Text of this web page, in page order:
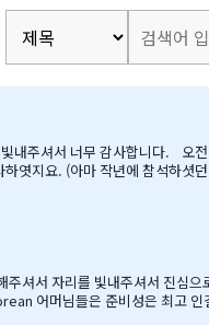
아마 작년에 참석하셧던 학부모
셔서 자리를 빛내주셔서 진심
어머님들은 준비성은 최고
참석해주신 [TD은행,오경호부